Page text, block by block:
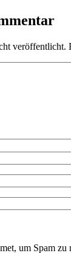
veröffentlicht.
um Spam zu